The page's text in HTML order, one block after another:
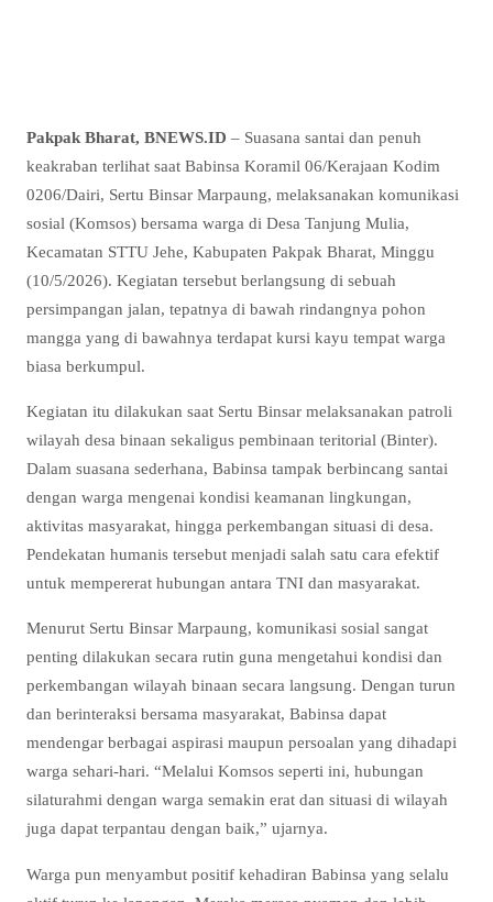
Pakpak Bharat, BNEWS.ID – Suasana santai dan penuh
keakraban terlihat saat Babinsa Koramil 06/Kerajaan Kodim
0206/Dairi, Sertu Binsar Marpaung, melaksanakan komunikasi
sosial (Komsos) bersama warga di Desa Tanjung Mulia,
Kecamatan STTU Jehe, Kabupaten Pakpak Bharat, Minggu
(10/5/2026). Kegiatan tersebut berlangsung di sebuah
persimpangan jalan, tepatnya di bawah rindangnya pohon
mangga yang di bawahnya terdapat kursi kayu tempat warga
biasa berkumpul.
Kegiatan itu dilakukan saat Sertu Binsar melaksanakan patroli
wilayah desa binaan sekaligus pembinaan teritorial (Binter).
Dalam suasana sederhana, Babinsa tampak berbincang santai
dengan warga mengenai kondisi keamanan lingkungan,
aktivitas masyarakat, hingga perkembangan situasi di desa.
Pendekatan humanis tersebut menjadi salah satu cara efektif
untuk mempererat hubungan antara TNI dan masyarakat.
Menurut Sertu Binsar Marpaung, komunikasi sosial sangat
penting dilakukan secara rutin guna mengetahui kondisi dan
perkembangan wilayah binaan secara langsung. Dengan turun
dan berinteraksi bersama masyarakat, Babinsa dapat
mendengar berbagai aspirasi maupun persoalan yang dihadapi
warga sehari-hari. “Melalui Komsos seperti ini, hubungan
silaturahmi dengan warga semakin erat dan situasi di wilayah
juga dapat terpantau dengan baik,” ujarnya.
Warga pun menyambut positif kehadiran Babinsa yang selalu